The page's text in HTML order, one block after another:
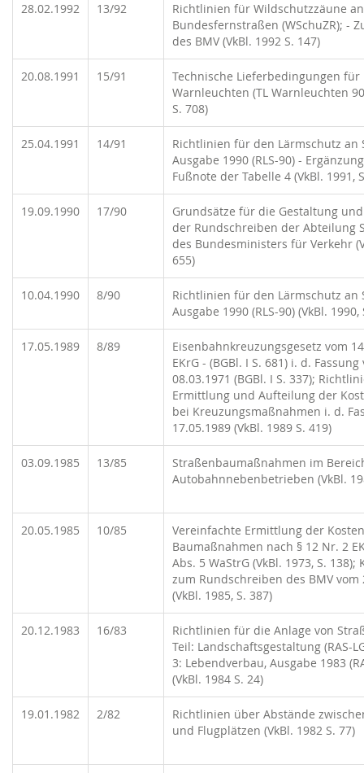
28.02.1992 13/92
Richtlinien für Wildschutzzäune an
Bundesfernstraßen (WSchuZR); -
des BMV (VkBl. 1992 S. 147)
20.08.1991 15/91
Technische Lieferbedingungen für
Warnleuchten (TL Warnleuchten
S. 708)
25.04.1991 14/91
Richtlinien für den Lärmschutz an
Ausgabe 1990 (RLS-90) -
Fußnote der Tabelle 4 (VkBl. 1991,
19.09.1990 17/90
Grundsätze für die Gestaltung
der Rundschreiben der Abteilung
des Bundesministers für Verkehr
655)
10.04.1990 8/90
Richtlinien für den Lärmschutz an
Ausgabe 1990 (RLS-90) (VkBl. 1990,
17.05.1989 8/89
Eisenbahnkreuzungsgesetz vom
EKrG - (BGBl. I S. 681) i. d. Fassung
08.03.1971 (BGBl. I S. 337);
Ermittlung und Aufteilung der
bei Kreuzungsmaßnahmen i. d.
17.05.1989 (VkBl. 1989 S. 419)
03.09.1985 13/85
Straßenbaumaßnahmen im
Autobahnnebenbetrieben (VkBl.
20.05.1985 10/85
Vereinfachte Ermittlung der
Baumaßnahmen nach § 12 Nr. 2
Abs. 5 WaStrG (VkBl. 1973, S.
zum Rundschreiben des BMV vom
(VkBl. 1985, S. 387)
20.12.1983 16/83
Richtlinien für die Anlage von
Teil: Landschaftsgestaltung (RAS-
3: Lebendverbau, Ausgabe 1983
(VkBl. 1984 S. 24)
19.01.1982 2/82
Richtlinien über Abstände
und Flugplätzen (VkBl. 1982 S. 77)